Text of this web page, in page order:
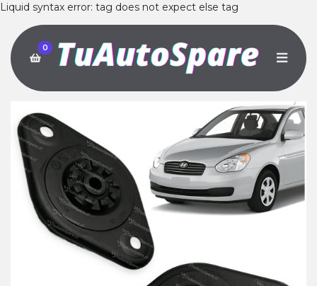
Liquid syntax error: tag does not expect else tag
0